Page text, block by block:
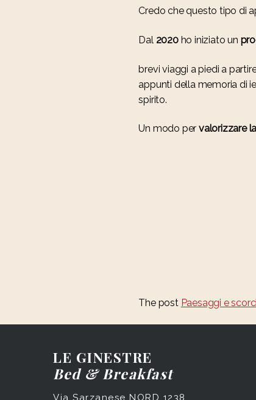
Credo che questo tipo di
Dal 2020ho iniziato un
brevi viaggi a piedi a
appunti della memoria di
spirito.
Un modo per valorizzare
The post Paesaggi e
LE GINESTRE
Bed & Breakfast
Via Sarzanese NORD 1238